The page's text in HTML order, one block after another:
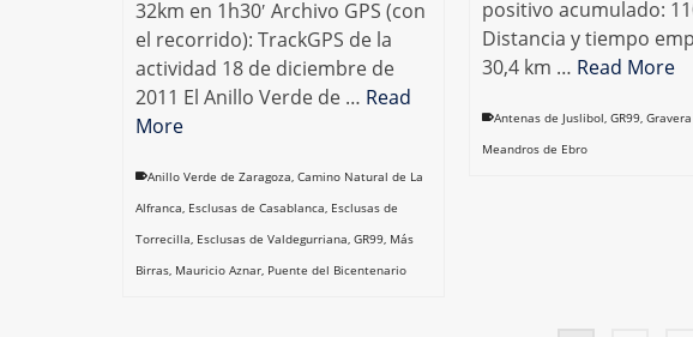
positivo acumulado:
Distancia y tiempo
30,4 km … Read More
Antenas de Juslibol, GR99,
Meandros de Ebro
32km en 1h30′ Archivo GPS (con
el recorrido): TrackGPS de la
actividad 18 de diciembre de
2011 El Anillo Verde de … Read
More
Anillo Verde de Zaragoza, Camino Natural de La
Alfranca, Esclusas de Casablanca, Esclusas de
Torrecilla, Esclusas de Valdegurriana, GR99, Más
Birras, Mauricio Aznar, Puente del Bicentenario